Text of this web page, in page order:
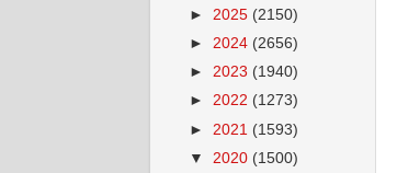
► 2025 (2150)
► 2024 (2656)
► 2023 (1940)
► 2022 (1273)
► 2021 (1593)
▼ 2020 (1500)